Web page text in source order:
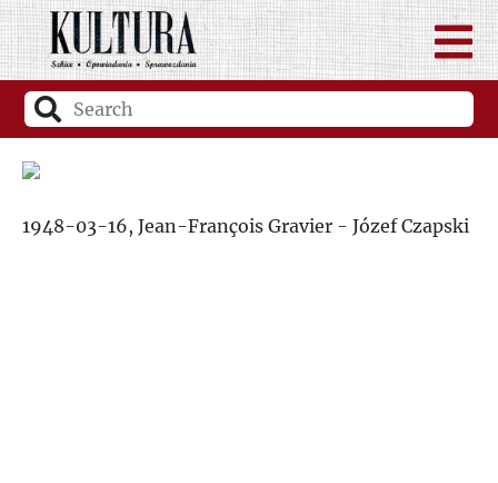
1948-03-16, Jean-François Gravier - Józef Czapski